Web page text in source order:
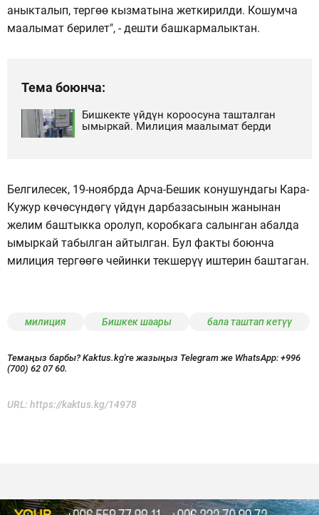
аныкталып, тергөө кызматына жеткирилди. Кошумча
маалымат берилет", - дешти башкармалыктан.
Тема боюнча:
Бишкекте үйдүн короосуна ташталган
ымыркай. Милиция маалымат берди
Белгилесек, 19-ноябрда Арча-Бешик конушундагы Кара-
Кужур көчөсүндөгү үйдүн дарбазасынын жанынан
желим баштыкка оролуп, коробкага салынган абалда
ымыркай табылган айтылган. Бул факты боюнча
милиция тергөөгө чейинки текшерүү иштерин баштаган.
милиция Бишкек шаары бала таштап кетүү
Темаңыз барбы? Kaktus.kg'ге жазыңыз Telegram же WhatsApp: +996
(700) 62 07 60.
URL: https://kaktus.kg/14978